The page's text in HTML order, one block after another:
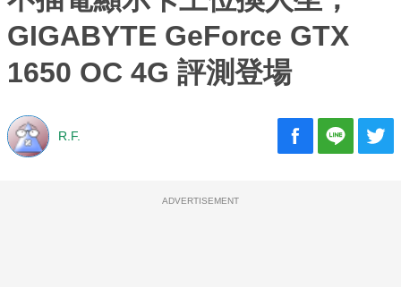
GIGABYTE GeForce GTX
1650 OC 4G 評測登場
R.F.
ADVERTISEMENT